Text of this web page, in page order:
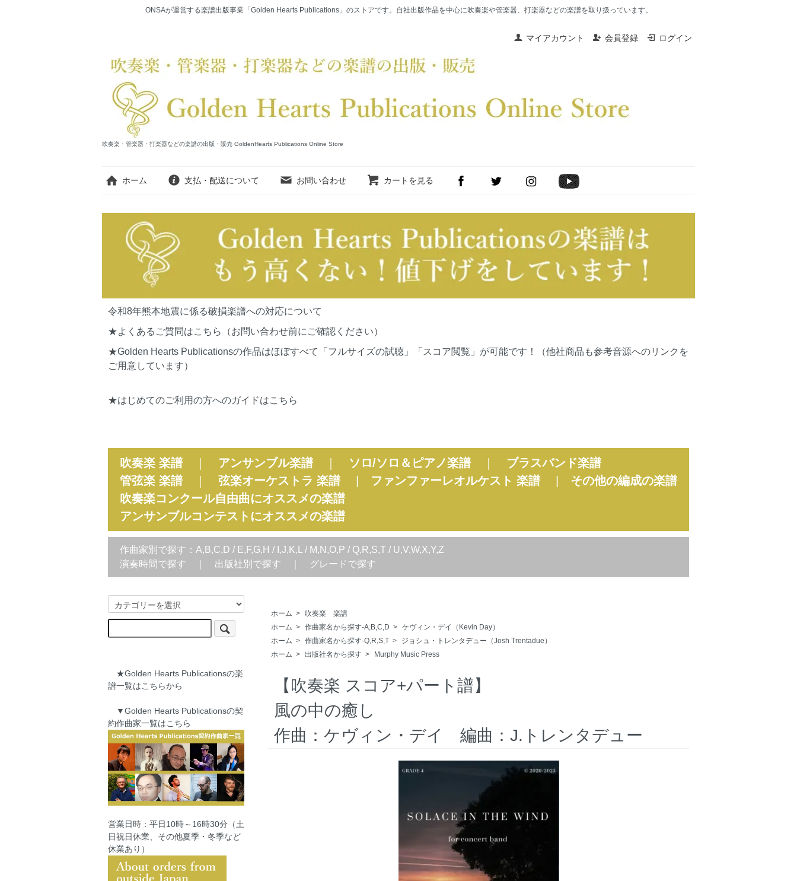
ONSAが運営する楽譜出版事業「Golden Hearts Publications」のストアです。自社出版作品を中心に吹奏楽や管楽器、打楽器などの楽譜を取り扱っています。
マイアカウント 会員登録 ログイン
吹奏楽・管楽器・打楽器などの楽譜の出版・販売 GoldenHearts Publications Online Store
ホーム 支払・配送について お問い合わせ カートを見る
令和8年熊本地震に係る破損楽譜への対応について
★よくあるご質問はこちら（お問い合わせ前にご確認ください）
★Golden Hearts Publicationsの作品はほぼすべて「フルサイズの試聴」「スコア閲覧」が可能です！（他社商品も参考音源へのリンクを
ご用意しています）
★はじめてのご利用の方へのガイドはこちら
吹奏楽 楽譜｜ アンサンブル楽譜｜ ソロ/ソロ＆ピアノ楽譜｜ ブラスバンド楽譜
管弦楽 楽譜｜ 弦楽オーケストラ 楽譜| ファンファーレオルケスト 楽譜| その他の編成の楽譜
吹奏楽コンクール自由曲にオススメの楽譜
アンサンブルコンテストにオススメの楽譜
作曲家別で探す： A,B,C,D / E,F,G,H / I,J,K,L / M,N,O,P / Q,R,S,T / U,V,W,X,Y,Z
演奏時間で探す
出版社別で探す グレードで探す
ホーム >
吹奏楽 楽譜
ホーム > 作曲家名から探す-A,B,C,D > ケヴィン・デイ（Kevin Day）
ホーム > 作曲家名から探す-Q,R,S,T >
ジョシュ・トレンタデュー（Josh Trentadue）
ホーム > 出版社名から探す > Murphy Music Press
【吹奏楽 スコア+パート譜】
風の中の癒し
作曲：ケヴィン・デイ 編曲：J.トレンタデュー
★Golden Hearts Publicationsの楽
譜一覧はこちらから
▼Golden Hearts Publicationsの契
約作曲家一覧はこちら
営業日時：平日10時～16時30分（土
日祝日休業、その他夏季・冬季など
休業あり）